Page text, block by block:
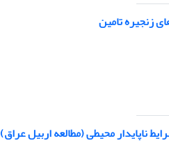
زنجیره تامین
محیطی (مطالعه اربیل عراق)